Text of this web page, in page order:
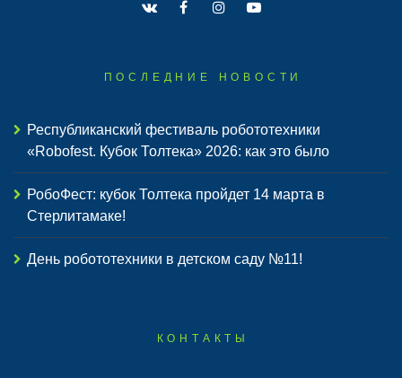
ПОСЛЕДНИЕ НОВОСТИ
Республиканский фестиваль робототехники
«Robofest. Кубок Толтека» 2026: как это было
РобоФест: кубок Толтека пройдет 14 марта в
Стерлитамаке!
День робототехники в детском саду №11!
КОНТАКТЫ